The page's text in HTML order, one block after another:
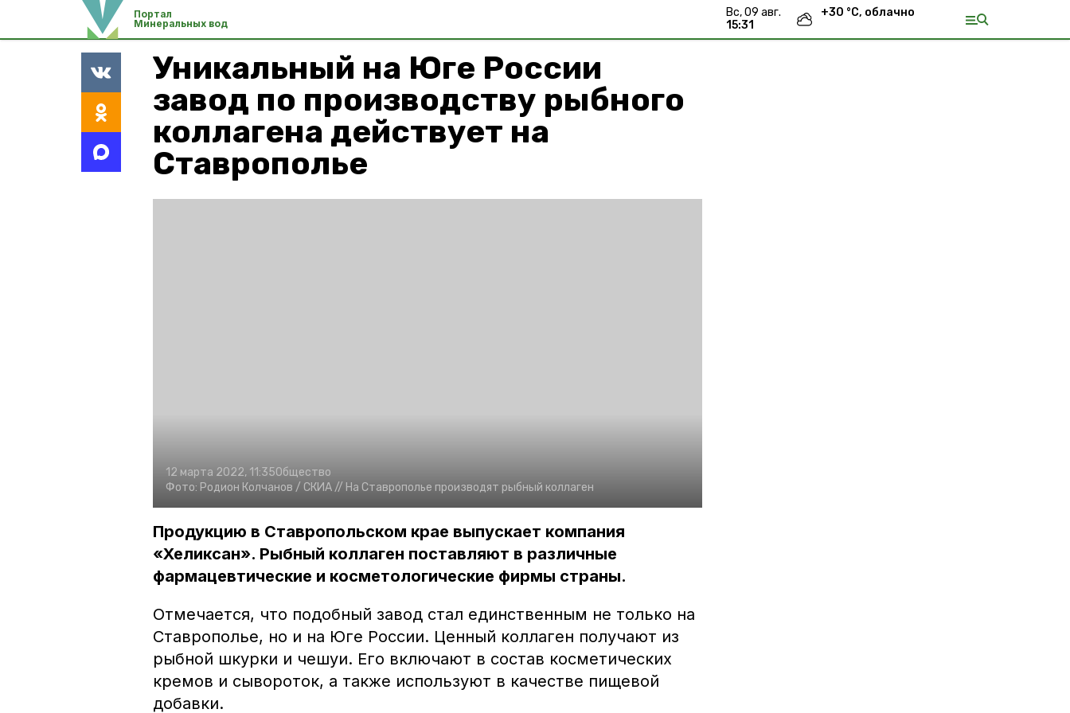
Портал
Минеральных вод
вс, 09 авг.
15:31
+30 °С, облачно
Уникальный на Юге России
завод по производству рыбного
коллагена действует на
Ставрополье
12 марта 2022, 11:35Общество
Фото: Родион Колчанов / СКИА // На Ставрополье производят рыбный коллаген
Продукцию в Ставропольском крае выпускает компания
«Хеликсан». Рыбный коллаген поставляют в различные
фармацевтические и косметологические фирмы страны.
Отмечается, что подобный завод стал единственным не только на
Ставрополье, но и на Юге России. Ценный коллаген получают из
рыбной шкурки и чешуи. Его включают в состав косметических
кремов и сывороток, а также используют в качестве пищевой
добавки.